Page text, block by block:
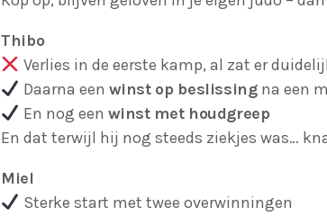
Thibo
Verlies in de eerste kamp, al zat er
Daarna een winst op beslissingna een
En nog een winst met houdgreep
En dat terwijl hij nog steeds ziekjes was…
Miel
Sterke start met twee overwinningen